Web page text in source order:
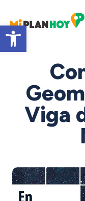
Abrir barra de herramientas
Viga